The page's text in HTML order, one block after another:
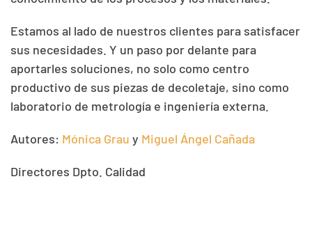
Estamos al lado de nuestros clientes para satisfacer
sus necesidades. Y un paso por delante para
aportarles soluciones, no solo como centro
productivo de sus piezas de decoletaje, sino como
laboratorio de metrología e ingeniería externa.
Autores: Mónica Grau y Miguel Ángel Cañada
Directores Dpto. Calidad